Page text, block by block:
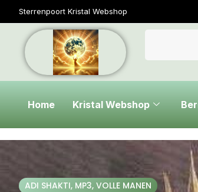
Sterrenpoort Kristal Webshop
Home Kristal Webshop
ADI SHAKTI, MP3, VOLLE MANEN